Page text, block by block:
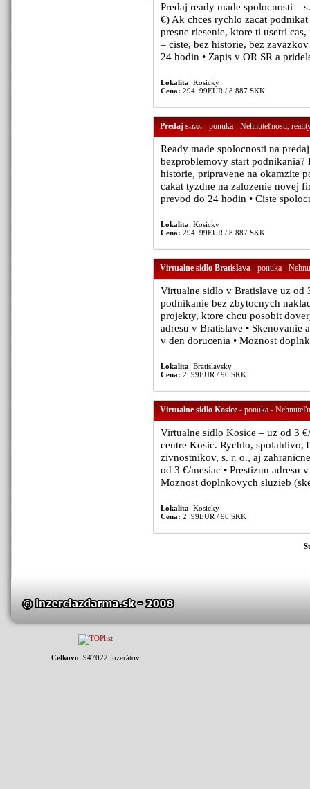
Predaj ready made spolocnosti –
€) Ak chces rychlo zacat
presne riesenie, ktore ti usetri
– ciste, bez historie, bez
24 hodin • Zapis v OR SR a
Lokalita: Kosicky
Cena: 294 .99EUR / 8 887 SKK
Predaj s.r.o.- ponuka - Nehnuteľnosti,
Ready made spolocnosti na
bezproblemovy start podnikania?
historie, pripravene na okamzite
cakat tyzdne na zalozenie novej
prevod do 24 hodin • Ciste
Lokalita: Kosicky
Cena: 294 .99EUR / 8 887 SKK
Virtualne sidlo Bratislava- ponuka -
Virtualne sidlo v Bratislave uz od
podnikanie bez zbytocnych
projekty, ktore chcu posobit
adresu v Bratislave • Skenovanie
v den dorucenia • Moznost
Lokalita: Bratislavsky
Cena: 2 .99EUR / 90 SKK
Virtualne sidlo Kosice- ponuka -
Virtualne sidlo Kosice – uz od 3
centre Kosic. Rychlo, spolahlivo,
zivnostnikov, s. r. o., aj
od 3 €/mesiac • Prestiznu adresu
Moznost doplnkovych sluzieb
Lokalita: Kosicky
Cena: 2 .99EUR / 90 SKK
Celkovo: 947022 inzerátov